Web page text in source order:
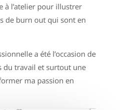
à l’atelier pour illustrer
de burn out qui sont en
a été l’occasion de
du travail et surtout une
ma passion en